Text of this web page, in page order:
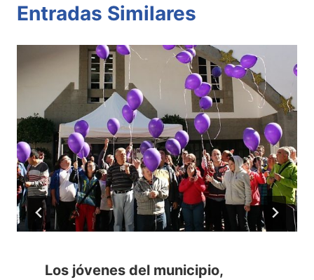
Entradas Similares
Los jóvenes del municipio,